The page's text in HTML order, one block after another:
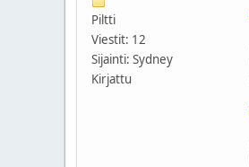
Piltti
Viestit: 12
Sijainti: Sydney
Kirjattu